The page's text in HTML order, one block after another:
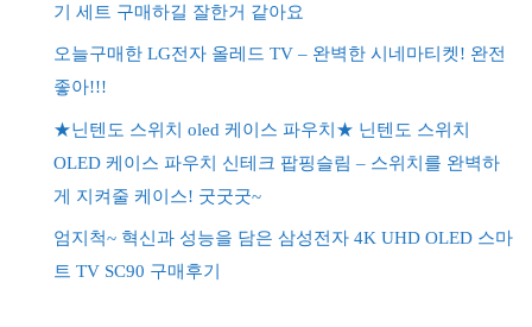
기 세트 구매하길 잘한거 같아요
오늘구매한 LG전자 올레드 TV – 완벽한 시네마티켓! 완전
좋아!!!
★닌텐도 스위치 oled 케이스 파우치★ 닌텐도 스위치
OLED 케이스 파우치 신테크 팝핑슬림 – 스위치를 완벽하
게 지켜줄 케이스! 굿굿굿~
엄지척~ 혁신과 성능을 담은 삼성전자 4K UHD OLED 스마
트 TV SC90 구매후기